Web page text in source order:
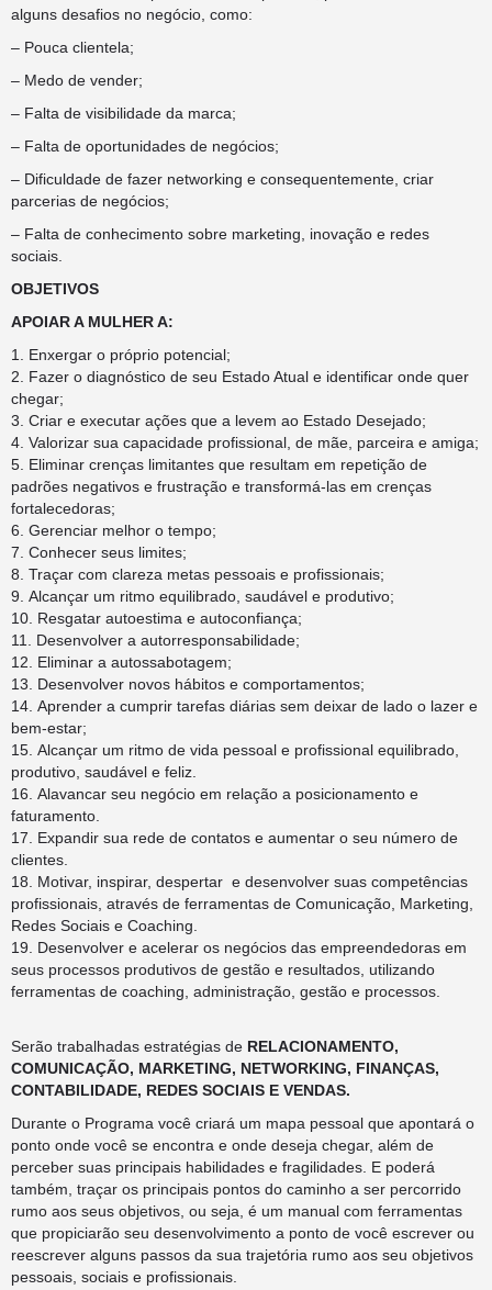
alguns desafios no negócio, como:
– Pouca clientela;
– Medo de vender;
– Falta de visibilidade da marca;
– Falta de oportunidades de negócios;
– Dificuldade de fazer networking e consequentemente, criar
parcerias de negócios;
– Falta de conhecimento sobre marketing, inovação e redes
sociais.
OBJETIVOS
APOIAR A MULHER A:
Enxergar o próprio potencial;
Fazer o diagnóstico de seu Estado Atual e identificar onde quer
chegar;
Criar e executar ações que a levem ao Estado Desejado;
Valorizar sua capacidade profissional, de mãe, parceira e amiga;
Eliminar crenças limitantes que resultam em repetição de
padrões negativos e frustração e transformá-las em crenças
fortalecedoras;
Gerenciar melhor o tempo;
Conhecer seus limites;
Traçar com clareza metas pessoais e profissionais;
Alcançar um ritmo equilibrado, saudável e produtivo;
Resgatar autoestima e autoconfiança;
Desenvolver a autorresponsabilidade;
Eliminar a autossabotagem;
Desenvolver novos hábitos e comportamentos;
Aprender a cumprir tarefas diárias sem deixar de lado o lazer e
bem-estar;
Alcançar um ritmo de vida pessoal e profissional equilibrado,
produtivo, saudável e feliz.
Alavancar seu negócio em relação a posicionamento e
faturamento.
Expandir sua rede de contatos e aumentar o seu número de
clientes.
Motivar, inspirar, despertar e desenvolver suas competências
profissionais, através de ferramentas de Comunicação, Marketing,
Redes Sociais e Coaching.
Desenvolver e acelerar os negócios das empreendedoras em
seus processos produtivos de gestão e resultados, utilizando
ferramentas de coaching, administração, gestão e processos.
Serão trabalhadas estratégias de RELACIONAMENTO,
COMUNICAÇÃO, MARKETING, NETWORKING, FINANÇAS,
CONTABILIDADE, REDES SOCIAIS E VENDAS.
Durante o Programa você criará um mapa pessoal que apontará o
ponto onde você se encontra e onde deseja chegar, além de
perceber suas principais habilidades e fragilidades. E poderá
também, traçar os principais pontos do caminho a ser percorrido
rumo aos seus objetivos, ou seja, é um manual com ferramentas
que propiciarão seu desenvolvimento a ponto de você escrever ou
reescrever alguns passos da sua trajetória rumo aos seu objetivos
pessoais, sociais e profissionais.